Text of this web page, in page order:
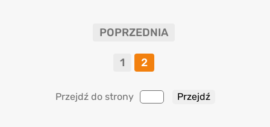
POPRZEDNIA
1 2
Przejdź do strony